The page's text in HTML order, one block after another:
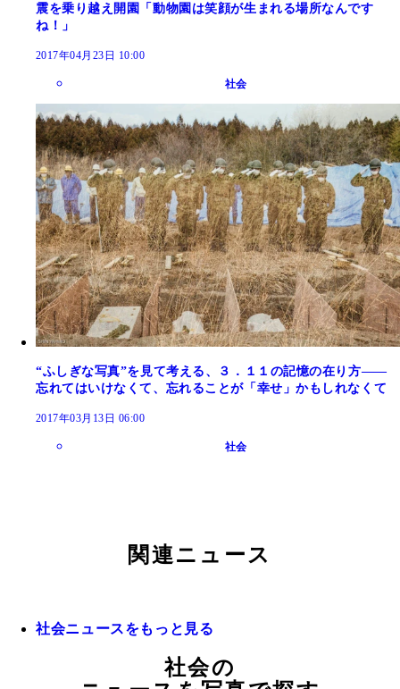
震を乗り越え開園「動物園は笑顔が生まれる場所なんです
ね！」
2017年04月23日 10:00
社会
“ふしぎな写真”を見て考える、３．１１の記憶の在り方――
忘れてはいけなくて、忘れることが「幸せ」かもしれなくて
2017年03月13日 06:00
社会
関連ニュース
社会ニュースをもっと見る
社会の